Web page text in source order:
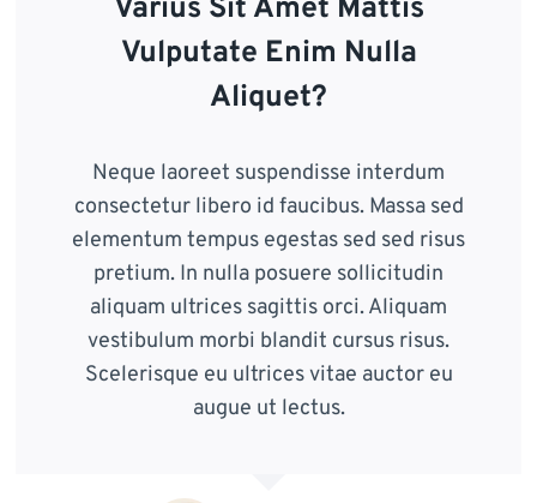
Varius Sit Amet Mattis
Vulputate Enim Nulla
Aliquet?
Neque laoreet suspendisse interdum
consectetur libero id faucibus. Massa sed
elementum tempus egestas sed sed risus
pretium. In nulla posuere sollicitudin
aliquam ultrices sagittis orci. Aliquam
vestibulum morbi blandit cursus risus.
Scelerisque eu ultrices vitae auctor eu
augue ut lectus.